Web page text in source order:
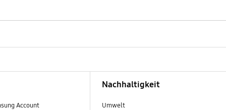
Account
Nachhaltigkeit
Umwelt